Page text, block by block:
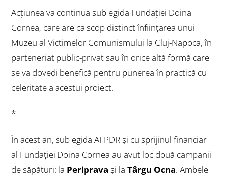
Acțiunea va continua sub egida Fundației Doina
Cornea, care are ca scop distinct înființarea unui
Muzeu al Victimelor Comunismului la Cluj-Napoca, în
parteneriat public-privat sau în orice altă formă care
se va dovedi benefică pentru punerea în practică cu
celeritate a acestui proiect.
*
În acest an, sub egida AFPDR şi cu sprijinul financiar
al Fundaţiei Doina Cornea au avut loc două campanii
de săpături: la Periprava şi laTârgu Ocna. Ambele